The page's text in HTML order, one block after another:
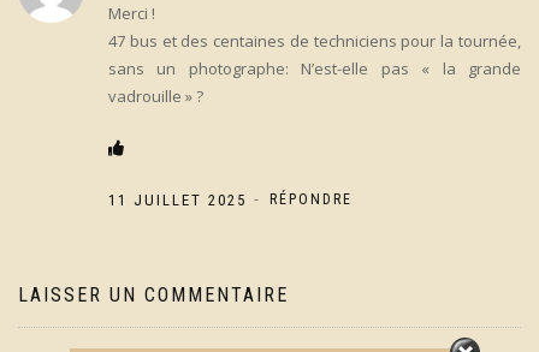
Merci !
47 bus et des centaines de techniciens pour la tournée,
sans un photographe: N’est-elle pas « la grande
vadrouille » ?
11 JUILLET 2025 - RÉPONDRE
LAISSER UN COMMENTAIRE